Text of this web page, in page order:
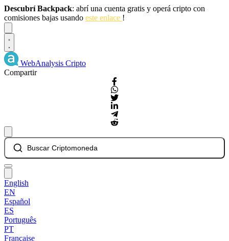
Descubrí Backpack: abrí una cuenta gratis y operá cripto con
comisiones bajas usando este enlace !
WebAnalysis Cripto
Compartir
Buscar Criptomoneda
English
EN
Español
ES
Português
PT
Française